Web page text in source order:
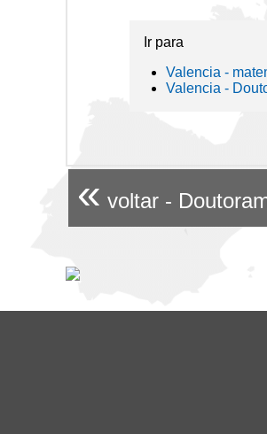
Ir para
Valencia -
Valencia -
« voltar -